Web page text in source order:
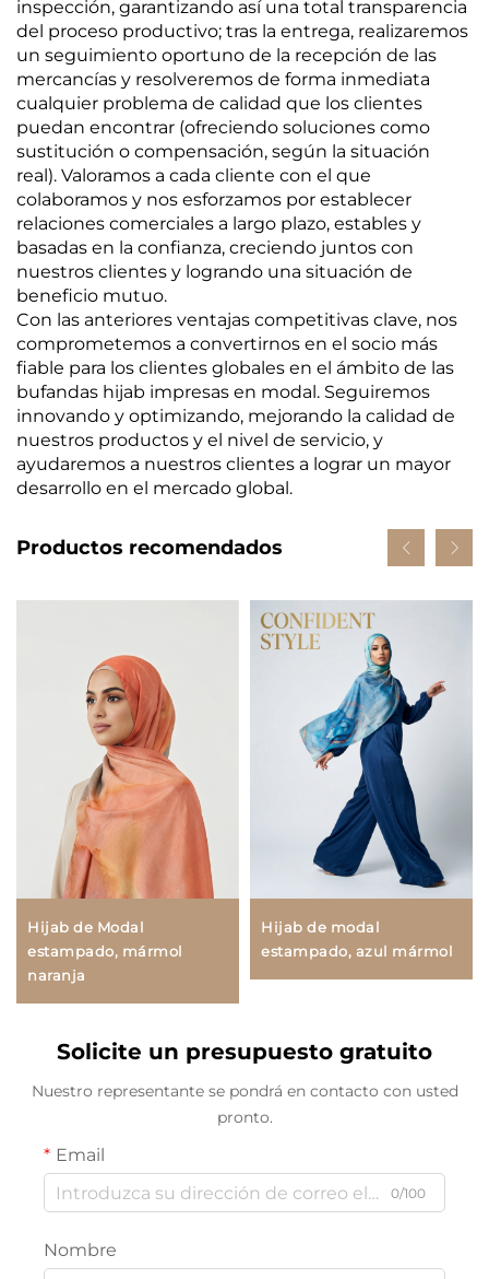
inspección, garantizando así una total transparencia
del proceso productivo; tras la entrega, realizaremos
un seguimiento oportuno de la recepción de las
mercancías y resolveremos de forma inmediata
cualquier problema de calidad que los clientes
puedan encontrar (ofreciendo soluciones como
sustitución o compensación, según la situación
real). Valoramos a cada cliente con el que
colaboramos y nos esforzamos por establecer
relaciones comerciales a largo plazo, estables y
basadas en la confianza, creciendo juntos con
nuestros clientes y logrando una situación de
beneficio mutuo.
Con las anteriores ventajas competitivas clave, nos
comprometemos a convertirnos en el socio más
fiable para los clientes globales en el ámbito de las
bufandas hijab impresas en modal. Seguiremos
innovando y optimizando, mejorando la calidad de
nuestros productos y el nivel de servicio, y
ayudaremos a nuestros clientes a lograr un mayor
desarrollo en el mercado global.
Productos recomendados
Hijab de Modal
estampado, mármol
naranja
Hijab de modal
estampado, azul mármol
Solicite un presupuesto gratuito
Nuestro representante se pondrá en contacto con usted
pronto.
Email
0/100
Nombre